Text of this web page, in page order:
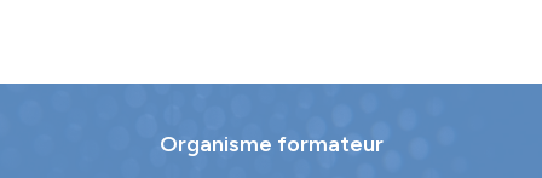
Organisme formateur